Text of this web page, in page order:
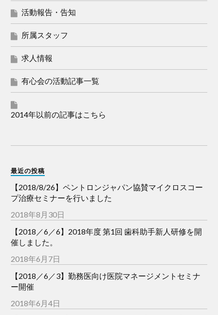
活動報告・告知
所属スタッフ
求人情報
有心会の活動記事一覧
2014年以前の記事はこちら
最近の投稿
【2018/8/26】ペントロンジャパン協賛マイクロスコー
プ治療セミナーを行いました
2018年8月30日
【2018／6／6】2018年度 第1回 歯科助手新人研修を開
催しました。
2018年6月7日
【2018／6／3】勤務医向け医院マネージメントセミナ
ー開催
2018年6月4日